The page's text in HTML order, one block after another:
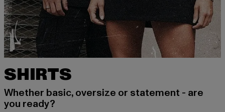
SHIRTS
Whether basic, oversize or statement - are
you ready?